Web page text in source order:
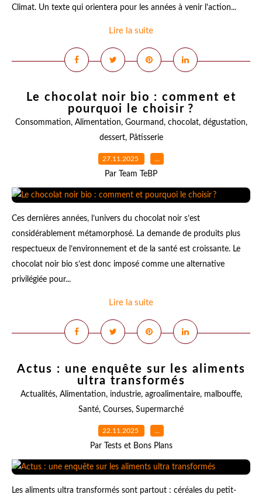
Climat. Un texte qui orientera pour les années à venir l'action...
Lire la suite
Le chocolat noir bio : comment et
pourquoi le choisir ?
Consommation, Alimentation, Gourmand, chocolat, dégustation,
dessert, Pâtisserie
27.11.2025 …
Par Team TeBP
Ces dernières années, l’univers du chocolat noir s’est
considérablement métamorphosé. La demande de produits plus
respectueux de l’environnement et de la santé est croissante. Le
chocolat noir bio s’est donc imposé comme une alternative
privilégiée pour...
Lire la suite
Actus : une enquête sur les aliments
ultra transformés
Actualités, Alimentation, industrie, agroalimentaire, malbouffe,
Santé, Courses, Supermarché
22.11.2025 …
Par Tests et Bons Plans
Les aliments ultra transformés sont partout : céréales du petit-